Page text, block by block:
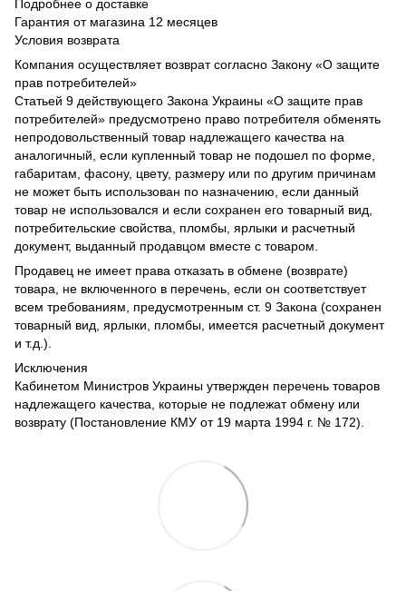
Подробнее о доставке
Гарантия от магазина 12 месяцев
Условия возврата
Компания осуществляет возврат согласно Закону «О защите
прав потребителей»
Статьей 9 действующего Закона Украины «О защите прав
потребителей» предусмотрено право потребителя обменять
непродовольственный товар надлежащего качества на
аналогичный, если купленный товар не подошел по форме,
габаритам, фасону, цвету, размеру или по другим причинам
не может быть использован по назначению, если данный
товар не использовался и если сохранен его товарный вид,
потребительские свойства, пломбы, ярлыки и расчетный
документ, выданный продавцом вместе с товаром.
Продавец не имеет права отказать в обмене (возврате)
товара, не включенного в перечень, если он соответствует
всем требованиям, предусмотренным ст. 9 Закона (сохранен
товарный вид, ярлыки, пломбы, имеется расчетный документ
и т.д.).
Исключения
Кабинетом Министров Украины утвержден перечень товаров
надлежащего качества, которые не подлежат обмену или
возврату (Постановление КМУ от 19 марта 1994 г. № 172).